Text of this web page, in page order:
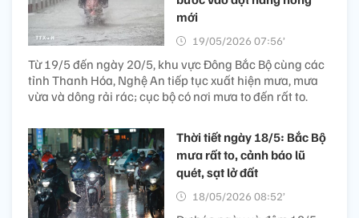
mới
19/05/2026 07:56’
Từ 19/5 đến ngày 20/5, khu vực Đông Bắc Bộ cùng các
tỉnh Thanh Hóa, Nghệ An tiếp tục xuất hiện mưa, mưa
vừa và dông rải rác; cục bộ có nơi mưa to đến rất to.
Thời tiết ngày 18/5: Bắc Bộ
mưa rất to, cảnh báo lũ
quét, sạt lở đất
18/05/2026 08:52’